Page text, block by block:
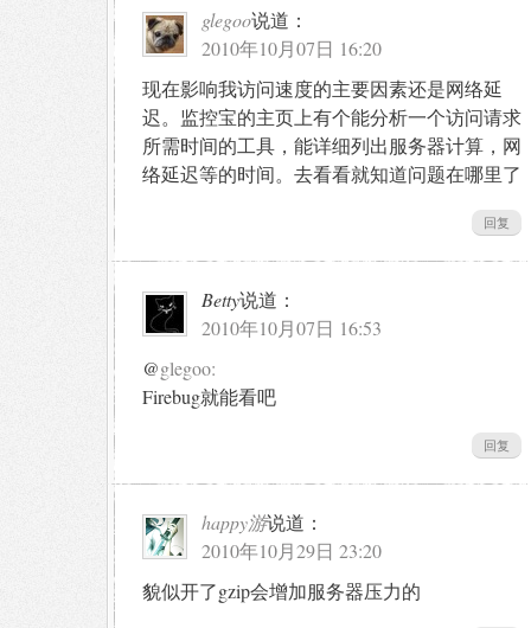
glegoo说道：
2010年10月07日 16:20
现在影响我访问速度的主要因素还是网络延
迟。监控宝的主页上有个能分析一个访问请求
所需时间的工具，能详细列出服务器计算，网
络延迟等的时间。去看看就知道问题在哪里了
回复
Betty说道：
2010年10月07日 16:53
@glegoo:
Firebug就能看吧
回复
happy游说道：
2010年10月29日 23:20
貌似开了gzip会增加服务器压力的